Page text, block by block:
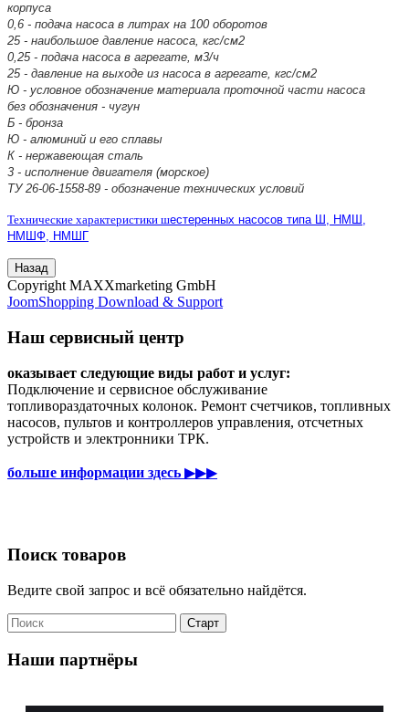
корпуса
0,6 - подача насоса в литрах на 100 оборотов
25 - наибольшое давление насоса, кгс/см2
0,25 - подача насоса в агрегате, м3/ч
25 - давление на выходе из насоса в агрегате, кгс/см2
Ю - условное обозначение материала проточной части насоса
без обозначения - чугун
Б - бронза
Ю - алюминий и его сплавы
К - нержавеющая сталь
3 - исполнение двигателя (морское)
ТУ 26-06-1558-89 - обозначение технических условий
Технические характеристики шестеренных насосов типа Ш, НМШ,
НМШФ, НМШГ
Copyright MAXXmarketing GmbH
JoomShopping Download & Support
Наш сервисный центр
оказывает следующие виды работ и услуг:
Подключение и сервисное обслуживание
топливораздаточных колонок. Ремонт счетчиков, топливных
насосов, пультов и контроллеров управления, отсчетных
устройств и электронники ТРК.
больше информации здесь ▶▶▶
Поиск товаров
Ведите свой запрос и всё обязательно найдётся.
Наши партнёры